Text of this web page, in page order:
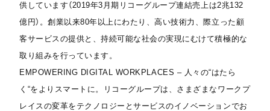
供しています（2019年3月期リコーグループ連結売上は2兆132
億円）。創業以来80年以上にわたり、高い技術力、際立った顧
客サービスの提供と、持続可能な社会の実現にむけて積極的な
取り組みを行っています。
EMPOWERING DIGITAL WORKPLACES – 人々の“はたら
く“をよりスマートに。リコーグループは、さまざまなワークプ
レイスの変革をテクノロジーとサービスのイノベーションでお